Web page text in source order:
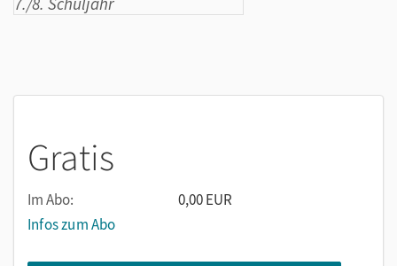
Gratis
Im Abo:
0,00 EUR
Infos zum Abo